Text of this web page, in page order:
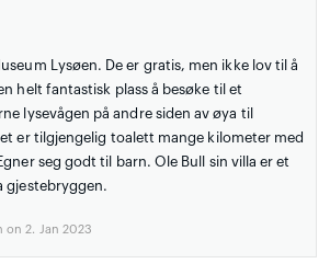
Lysøen. De er gratis, men ikke lov til å
helt fantastisk plass å besøke til et
lysevågen på andre siden av øya til
er tilgjengelig toalett mange kilometer med
seg godt til barn. Ole Bull sin villa er et
gjestebryggen.
on 2. Jan 2023